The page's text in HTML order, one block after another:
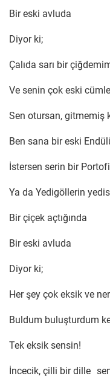
Bir eski avluda
Diyor ki;
Çalıda sarı bir
Ve senin çok eski
Sen otursan, gitmemiş
Ben sana bir eski
İstersen serin bir
Ya da Yedigöllerin
Bir çiçek açtığında
Bir eski avluda
Diyor ki;
Her şey çok eksik ve
Buldum buluşturdum
Tek eksik sensin!
İncecik, çilli bir dille